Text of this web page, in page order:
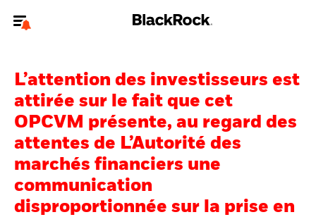
Pour accéder directement à un autre site BlackRock, veuillez mettre à
jourvotre type d'utilisateur
Nous connaître
Produits
Thèmes
L’attention des investisseurs est
attirée sur le fait que cet
OPCVM présente, au regard des
attentes de L’Autorité des
marchés financiers une
communication
disproportionnée sur la prise en